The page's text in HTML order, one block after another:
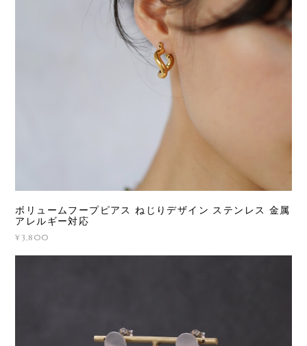
ボリュームフープピアス ねじりデザイン ステンレス 金属
アレルギー対応
¥3,800